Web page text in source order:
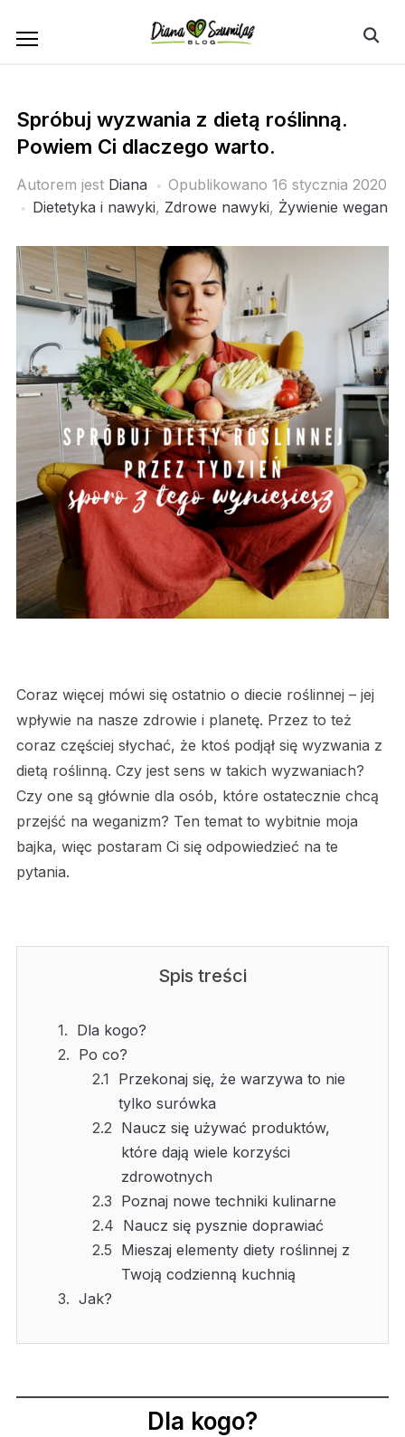
Search
Spróbuj wyzwania z dietą roślinną.
Powiem Ci dlaczego warto.
Autorem jest Diana Opublikowano 16 stycznia 2020
Dietetyka i nawyki, Zdrowe nawyki, Żywienie wegan
Coraz więcej mówi się ostatnio o diecie roślinnej – jej
wpływie na nasze zdrowie i planetę. Przez to też
coraz częściej słychać, że ktoś podjął się wyzwania z
dietą roślinną. Czy jest sens w takich wyzwaniach?
Czy one są głównie dla osób, które ostatecznie chcą
przejść na weganizm? Ten temat to wybitnie moja
bajka, więc postaram Ci się odpowiedzieć na te
pytania.
Spis treści
Dla kogo?
Po co?
Przekonaj się, że warzywa to nie
tylko surówka
Naucz się używać produktów,
które dają wiele korzyści
zdrowotnych
Poznaj nowe techniki kulinarne
Naucz się pysznie doprawiać
Mieszaj elementy diety roślinnej z
Twoją codzienną kuchnią
Jak?
Dla kogo?